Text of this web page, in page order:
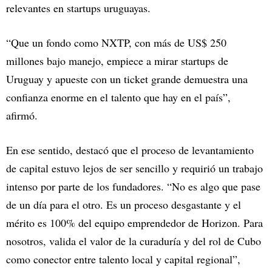
relevantes en startups uruguayas.
“Que un fondo como NXTP, con más de US$ 250
millones bajo manejo, empiece a mirar startups de
Uruguay y apueste con un ticket grande demuestra una
confianza enorme en el talento que hay en el país”,
afirmó.
En ese sentido, destacó que el proceso de levantamiento
de capital estuvo lejos de ser sencillo y requirió un trabajo
intenso por parte de los fundadores. “No es algo que pase
de un día para el otro. Es un proceso desgastante y el
mérito es 100% del equipo emprendedor de Horizon. Para
nosotros, valida el valor de la curaduría y del rol de Cubo
como conector entre talento local y capital regional”,